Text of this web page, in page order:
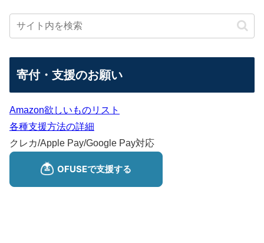
寄付・支援のお願い
Amazon欲しいものリスト
各種支援方法の詳細
クレカ/Apple Pay/Google Pay対応